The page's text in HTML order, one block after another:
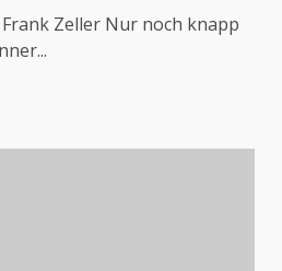
Zeller Nur noch knapp